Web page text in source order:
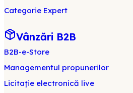
Categorie Expert
Vânzări B2B
B2B-e-Store
Managementul propunerilor
Licitație electronică live